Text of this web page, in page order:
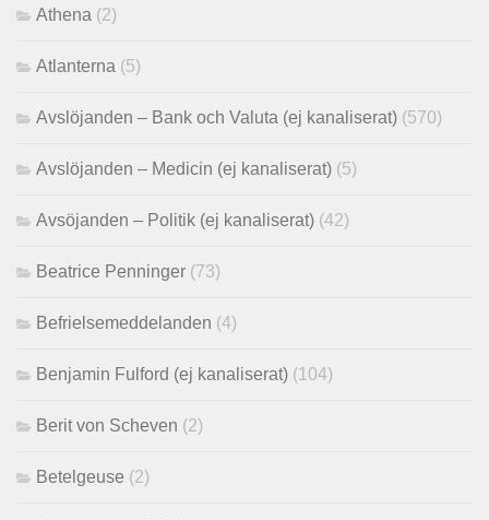
Athena (2)
Atlanterna (5)
Avslöjanden – Bank och Valuta (ej kanaliserat) (570)
Avslöjanden – Medicin (ej kanaliserat) (5)
Avsöjanden – Politik (ej kanaliserat) (42)
Beatrice Penninger (73)
Befrielsemeddelanden (4)
Benjamin Fulford (ej kanaliserat) (104)
Berit von Scheven (2)
Betelgeuse (2)